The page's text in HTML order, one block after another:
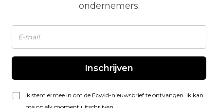
ondernemers.
Inschrijven
Ik stem ermee in om de Ecwid-nieuwsbrief te ontvangen. Ik kan